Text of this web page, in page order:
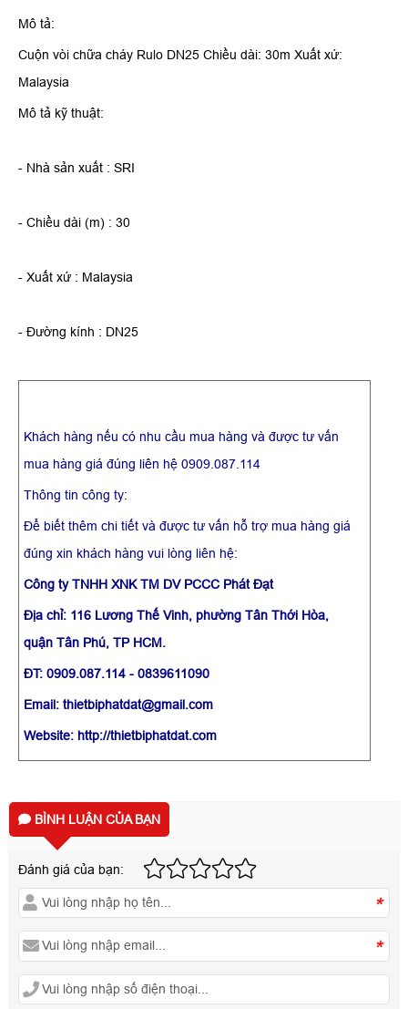
Mô tả:
Cuộn vòi chữa cháy Rulo DN25 Chiều dài: 30m Xuất xứ:
Malaysia
Mô tả kỹ thuật:
- Nhà sản xuất : SRI
- Chiều dài (m) : 30
- Xuất xứ : Malaysia
- Đường kính : DN25
Khách hàng nếu có nhu cầu mua hàng và được tư vấn
mua hàng giá đúng liên hệ 0909.087.114
Thông tin công ty:
Để biết thêm chi tiết và được tư vấn hỗ trợ mua hàng giá
đúng xin khách hàng vui lòng liên hệ:
Công ty TNHH XNK TM DV PCCC Phát Đạt
Địa chỉ: 116 Lương Thế Vinh, phường Tân Thới Hòa,
quận Tân Phú, TP HCM.
ĐT: 0909.087.114 - 0839611090
Email: thietbiphatdat@gmail.com
Website: http://thietbiphatdat.com
BÌNH LUẬN CỦA BẠN
Đánh giá của bạn:
*
*